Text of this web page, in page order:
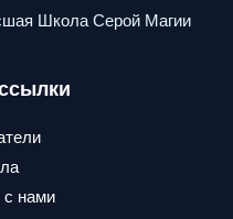
Школа Серой Магии
нами